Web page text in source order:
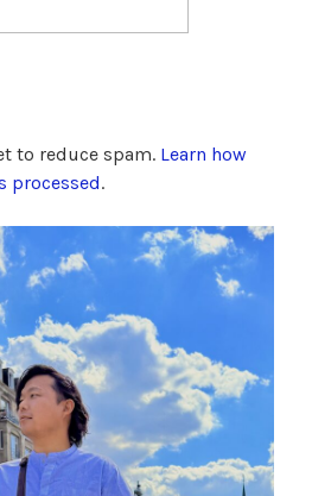
to reduce spam. Learn how
processed.